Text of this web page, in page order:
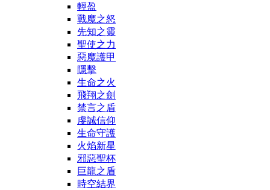
輕盈
戰魔之怒
先知之靈
聖使之力
惡魔護甲
隱擊
生命之火
飛翔之劍
禁言之盾
虔誠信仰
生命守護
火焰新星
邪惡聖杯
巨龍之盾
時空結界